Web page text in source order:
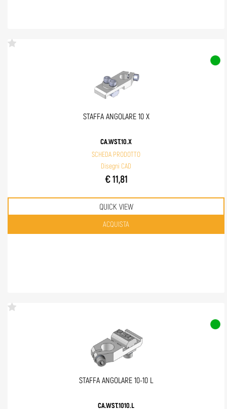
STAFFA ANGOLARE 10 X
CA.WST.10.X
SCHEDA PRODOTTO
Disegni CAD
€ 11,81
QUICK VIEW
Quantità
ACQUISTA
STAFFA ANGOLARE 10-10 L
CA.WST.1010.L